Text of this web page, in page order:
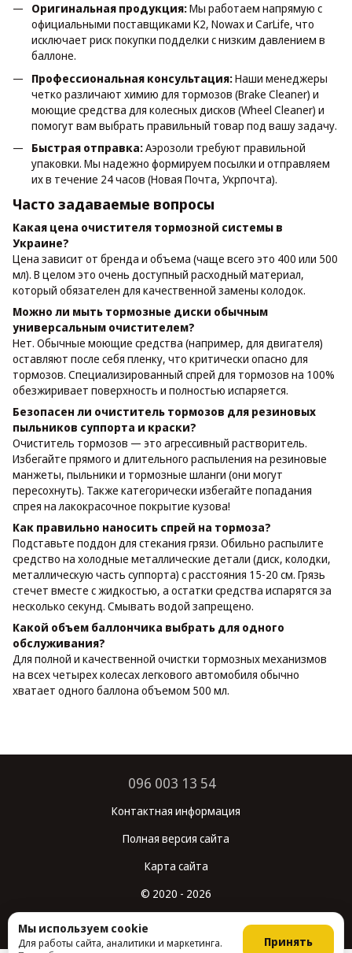
Оригинальная продукция:Мы работаем напрямую с
официальными поставщиками K2, Nowax и CarLife, что
исключает риск покупки подделки с низким давлением в
баллоне.
Профессиональная консультация:Наши менеджеры
четко различают химию для тормозов (Brake Cleaner) и
моющие средства для колесных дисков (Wheel Cleaner) и
помогут вам выбрать правильный товар под вашу задачу.
Быстрая отправка:Аэрозоли требуют правильной
упаковки. Мы надежно формируем посылки и отправляем
их в течение 24 часов (Новая Почта, Укрпочта).
Часто задаваемые вопросы
Какая цена очистителя тормозной системы в
Украине?
Цена зависит от бренда и объема (чаще всего это 400 или 500
мл). В целом это очень доступный расходный материал,
который обязателен для качественной замены колодок.
Можно ли мыть тормозные диски обычным
универсальным очистителем?
Нет. Обычные моющие средства (например, для двигателя)
оставляют после себя пленку, что критически опасно для
тормозов. Специализированный спрей для тормозов на 100%
обезжиривает поверхность и полностью испаряется.
Безопасен ли очиститель тормозов для резиновых
пыльников суппорта и краски?
Очиститель тормозов — это агрессивный растворитель.
Избегайте прямого и длительного распыления на резиновые
манжеты, пыльники и тормозные шланги (они могут
пересохнуть). Также категорически избегайте попадания
спрея на лакокрасочное покрытие кузова!
Как правильно наносить спрей на тормоза?
Подставьте поддон для стекания грязи. Обильно распылите
средство на холодные металлические детали (диск, колодки,
металлическую часть суппорта) с расстояния 15-20 см. Грязь
стечет вместе с жидкостью, а остатки средства испарятся за
несколько секунд. Смывать водой запрещено.
Какой объем баллончика выбрать для одного
обслуживания?
Для полной и качественной очистки тормозных механизмов
на всех четырех колесах легкового автомобиля обычно
хватает одного баллона объемом 500 мл.
096 003 13 54
Контактная информация
Полная версия сайта
Карта сайта
© 2020 - 2026
Мы используем cookie
Для работы сайта, аналитики и маркетинга.
Принять